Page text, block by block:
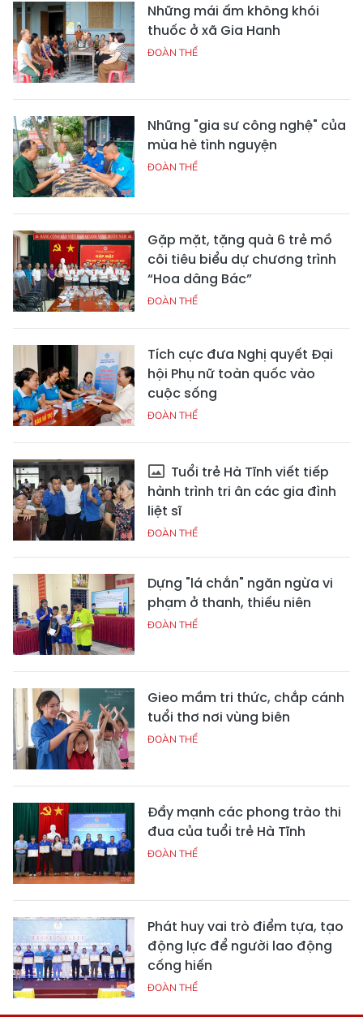
Những mái ấm không khói
thuốc ở xã Gia Hanh
ĐOÀN THỂ
Những "gia sư công nghệ" của
mùa hè tình nguyện
ĐOÀN THỂ
Gặp mặt, tặng quà 6 trẻ mồ
côi tiêu biểu dự chương trình
“Hoa dâng Bác”
ĐOÀN THỂ
Tích cực đưa Nghị quyết Đại
hội Phụ nữ toàn quốc vào
cuộc sống
ĐOÀN THỂ
Tuổi trẻ Hà Tĩnh viết tiếp
hành trình tri ân các gia đình
liệt sĩ
ĐOÀN THỂ
Dựng "lá chắn" ngăn ngừa vi
phạm ở thanh, thiếu niên
ĐOÀN THỂ
Gieo mầm tri thức, chắp cánh
tuổi thơ nơi vùng biên
ĐOÀN THỂ
Đẩy mạnh các phong trào thi
đua của tuổi trẻ Hà Tĩnh
ĐOÀN THỂ
Phát huy vai trò điểm tựa, tạo
động lực để người lao động
cống hiến
ĐOÀN THỂ